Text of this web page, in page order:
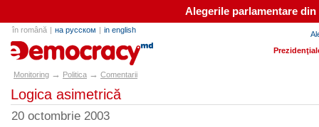
Alegerile parlamentare
în română | на русском | in english
e-democracy.md
Monitoring → Politica → Comentarii
Logica asimetrică
20 octombrie 2003